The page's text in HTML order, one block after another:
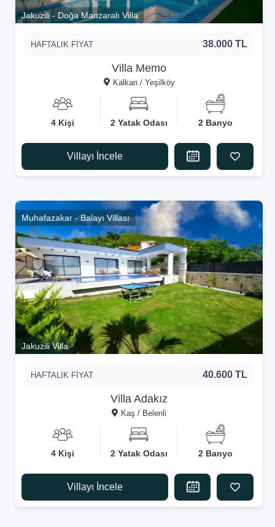
Jakuzili - Doğa Manzaralı Villa
Villa Memo
Kalkan / Yeşilköy
HAFTALIK FİYAT 38.000 TL
4 Kişi 2 Yatak Odası 2 Banyo
Villayı İncele
Muhafazakar - Balayı Villası
Jakuzili Villa
Villa Adakız
Kaş / Belenli
HAFTALIK FİYAT 40.600 TL
4 Kişi 2 Yatak Odası 2 Banyo
Villayı İncele